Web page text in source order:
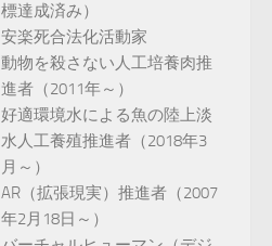
標達成済み）
安楽死合法化活動家
動物を殺さない人工培養肉推
進者（2011年～）
好適環境水による魚の陸上淡
水人工養殖推進者（2018年3
月～）
AR（拡張現実）推進者（2007
年2月18日～）